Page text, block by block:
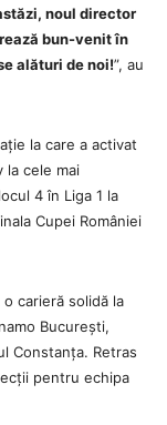
noul director
bun-venit în
alături de noi!”, au
la care a activat
la cele mai
4 în Liga 1 la
Cupei României
carieră solidă la
București,
Constanța. Retras
pentru echipa